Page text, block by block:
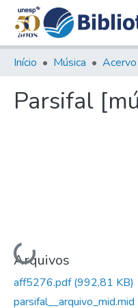
Início Música Acervo
Parsifal
Carregando...
Arquivos
aff5276.pdf(992,81 KB)
parsifal__arquivo_mid.mid